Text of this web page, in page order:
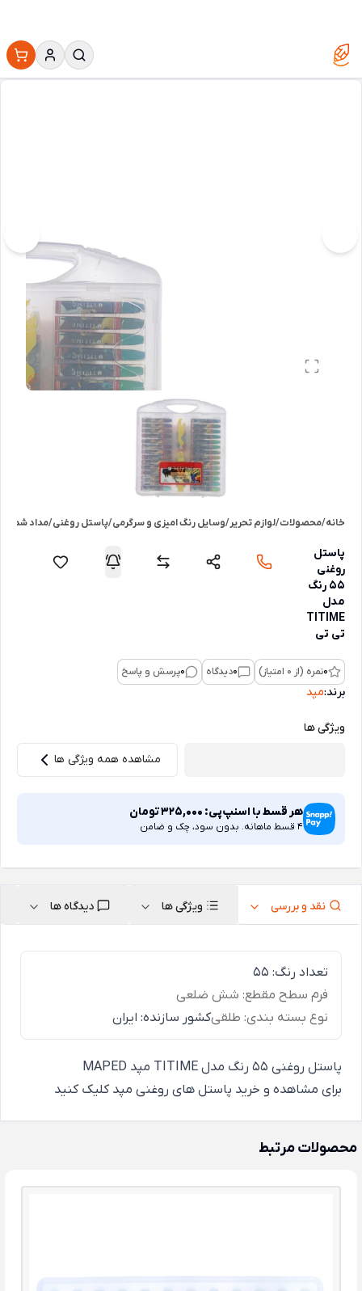
خانه/محصولات/لوازم تحریر/وسایل رنگ امیزی و سرگرمی/پاستل روغنی/مداد شمعی
پاستل
روغنی
55 رنگ
مدل
TITIME
تی تی
0نمره (از 0 امتیاز) 0دیدگاه 0پرسش و پاسخ
برند:مپد
ویژگی ها
مشاهده همه ویژگی ها
هر قسط با اسنپ‌پی: 325,000تومان
4 قسط ماهانه. بدون سود، چک و ضامن
نقد و بررسی ویژگی ها دیدگاه ها
تعداد رنگ: 55
فرم سطح مقطع: شش ضلعی
نوع بسته بندی: طلقیکشور سازنده: ایران
پاستل روغنی 55 رنگ مدل TITIME مپد MAPED
برای مشاهده و خرید پاستل های روغنی مپد کلیک کنید
محصولات مرتبط